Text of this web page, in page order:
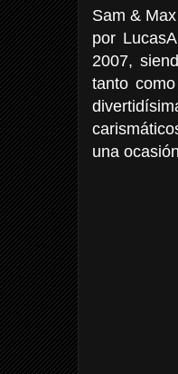
Sam &
por
2007,
tanto
una